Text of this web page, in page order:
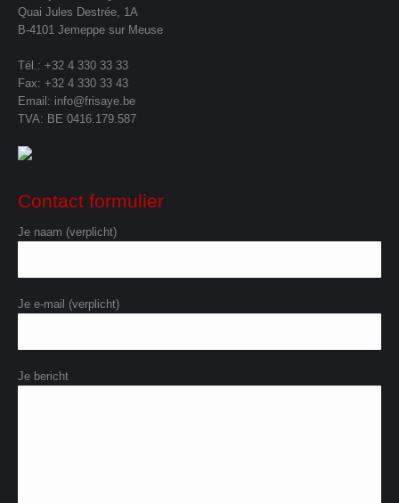
Quai Jules Destrée, 1A
B-4101 Jemeppe sur Meuse
Tél.: +32 4 330 33 33
Fax: +32 4 330 33 43
Email: info@frisaye.be
TVA: BE 0416.179.587
Contact formulier
Je naam (verplicht)
Je e-mail (verplicht)
Je bericht